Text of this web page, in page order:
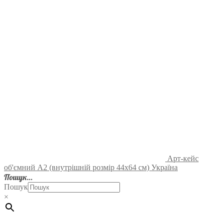
Арт-кейс
об'ємний А2 (внутрішній розмір 44х64 см) Україна
Пошук…
Пошук
×